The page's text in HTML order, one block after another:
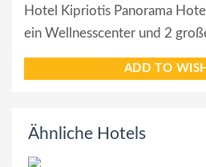
Hotel Kipriotis Panorama
ein Wellnesscenter und 2
ADD TO
Ähnliche Hotels